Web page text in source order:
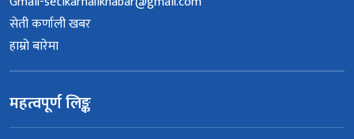
सेती कर्णाली खबर
हाम्रो बारेमा
महत्वपूर्ण लिङ्क